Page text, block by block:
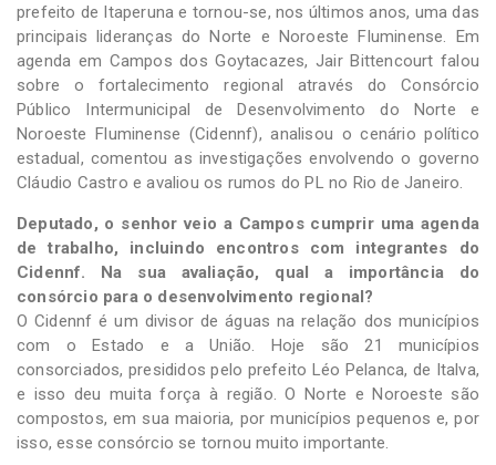
prefeito de Itaperuna e tornou-se, nos últimos anos, uma das
principais lideranças do Norte e Noroeste Fluminense. Em
agenda em Campos dos Goytacazes, Jair Bittencourt falou
sobre o fortalecimento regional através do Consórcio
Público Intermunicipal de Desenvolvimento do Norte e
Noroeste Fluminense (Cidennf), analisou o cenário político
estadual, comentou as investigações envolvendo o governo
Cláudio Castro e avaliou os rumos do PL no Rio de Janeiro.
Deputado, o senhor veio a Campos cumprir uma agenda
de trabalho, incluindo encontros com integrantes do
Cidennf. Na sua avaliação, qual a importância do
consórcio para o desenvolvimento regional?
O Cidennf é um divisor de águas na relação dos municípios
com o Estado e a União. Hoje são 21 municípios
consorciados, presididos pelo prefeito Léo Pelanca, de Italva,
e isso deu muita força à região. O Norte e Noroeste são
compostos, em sua maioria, por municípios pequenos e, por
isso, esse consórcio se tornou muito importante.